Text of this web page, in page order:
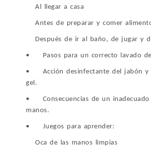
Al llegar a casa
Antes de preparar y comer
Después de ir al baño, de jugar y
• Pasos para un correcto lavado
•
Acción desinfectante del jabón y
gel.
•
Consecuencias de un
manos.
• Juegos para aprender:
Oca de las manos limpias